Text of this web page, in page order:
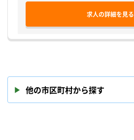
求人の詳細を見る
他の市区町村から探す